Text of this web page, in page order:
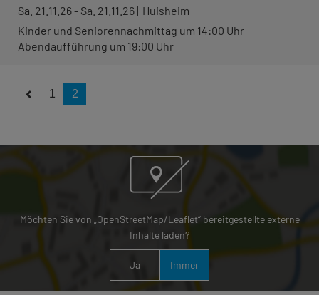
Sa. 21.11.26 - Sa. 21.11.26
Huisheim
Kinder und Seniorennachmittag um 14:00 Uhr
Abendaufführung um 19:00 Uhr
1 2
Möchten Sie von „OpenStreetMap/Leaflet“ bereitgestellte externe
Inhalte laden?
Ja Immer